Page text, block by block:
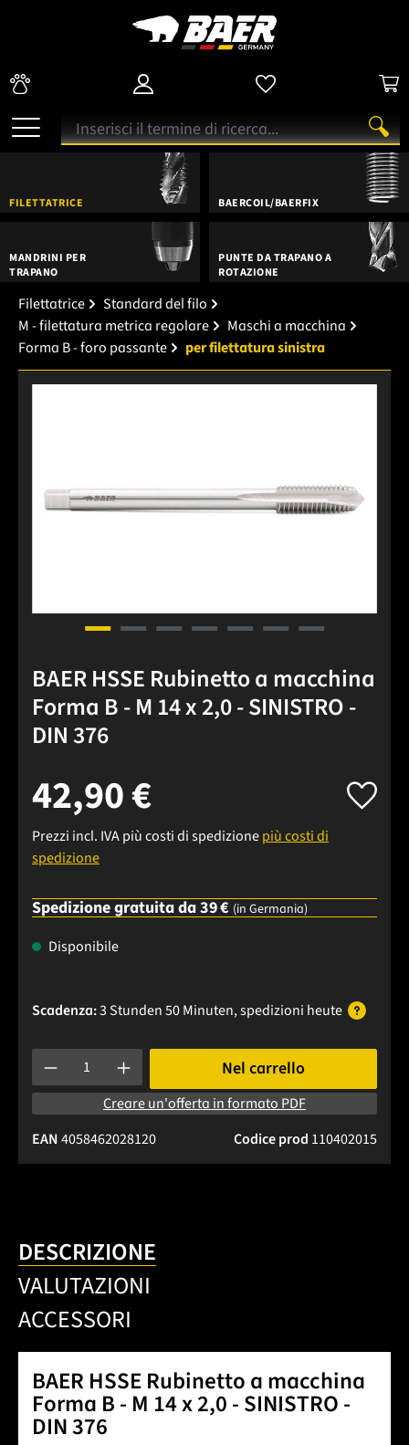
FILETTATRICE BAERCOIL/BAERFIX
MANDRINI PER
TRAPANO
PUNTE DA TRAPANO A
ROTAZIONE
Filettatrice
Standard del filo
M - filettatura metrica regolare
Maschi a macchina
Forma B - foro passante
per filettatura sinistra
BAER HSSE Rubinetto a macchina
Forma B - M 14 x 2,0 - SINISTRO -
DIN 376
42,90 €
Prezzi incl. IVA più costi di spedizionepiù costi di
spedizione
Spedizione gratuita da 39 € (in Germania)
Disponibile
Scadenza:3 Stunden 50 Minuten, spedizioni heute
Quantità del prodotto: inserisci la quantità desiderata o
Nel carrello
Creare un'offerta in formato PDF
Codice prod 110402015
EAN4058462028120
DESCRIZIONE
VALUTAZIONI
ACCESSORI
BAER HSSE Rubinetto a macchina
Forma B - M 14 x 2,0 - SINISTRO -
DIN 376